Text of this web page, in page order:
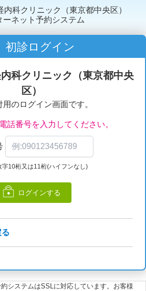
内科クリニック（東京都中央区）
ーネット予約システム
初診ログイン
科クリニック（東京都中央
区）
のログイン画面です。
話番号を入力してください。
10桁又は11桁(ハイフンなし)
ログインする
システムはSSLに対応しています。お客様